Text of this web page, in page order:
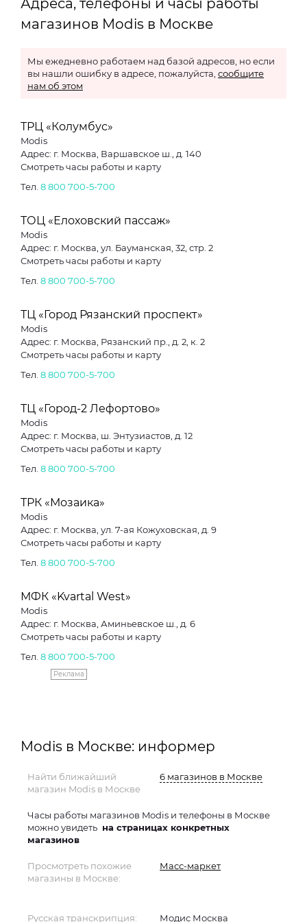
Адреса, телефоны и часы работы
магазинов Modis в Москве
Мы ежедневно работаем над базой адресов, но если
вы нашли ошибку в адресе, пожалуйста, сообщите
нам об этом
ТРЦ «Колумбус»
Modis
Адрес: г. Москва, Варшавское ш., д. 140
Смотреть часы работы и карту
Тел. 8 800 700-5-700
ТОЦ «Елоховский пассаж»
Modis
Адрес: г. Москва, ул. Бауманская, 32, стр. 2
Смотреть часы работы и карту
Тел. 8 800 700-5-700
ТЦ «Город Рязанский проспект»
Modis
Адрес: г. Москва, Рязанский пр., д. 2, к. 2
Смотреть часы работы и карту
Тел. 8 800 700-5-700
ТЦ «Город-2 Лефортово»
Modis
Адрес: г. Москва, ш. Энтузиастов, д. 12
Смотреть часы работы и карту
Тел. 8 800 700-5-700
ТРК «Мозаика»
Modis
Адрес: г. Москва, ул. 7-ая Кожуховская, д. 9
Смотреть часы работы и карту
Тел. 8 800 700-5-700
МФК «Kvartal West»
Modis
Адрес: г. Москва, Аминьевское ш., д. 6
Смотреть часы работы и карту
Тел. 8 800 700-5-700
Реклама
Modis в Москве: информер
Найти ближайший
магазин Modis в Москве
6 магазинов в Москве
Часы работы магазинов Modis и телефоны в Москве
можно увидеть на страницах конкретных
магазинов
Просмотреть похожие
магазины в Москве:
Масс-маркет
Русская транскрипция: Модис Москва